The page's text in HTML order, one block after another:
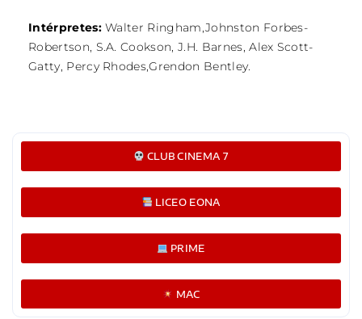
Intérpretes:Walter Ringham,Johnston Forbes-
Robertson, S.A. Cookson, J.H. Barnes, Alex Scott-
Gatty, Percy Rhodes,Grendon Bentley.
CLUB CINEMA 7
LICEO EONA
PRIME
MAC